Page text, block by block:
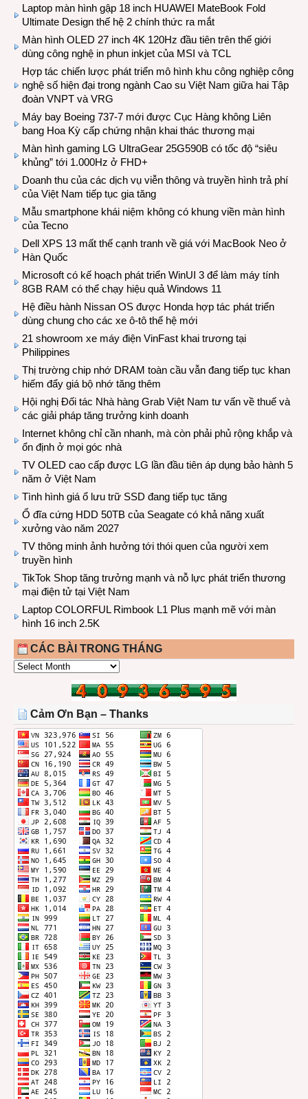
Laptop màn hình gập 18 inch HUAWEI MateBook Fold
Ultimate Design thế hệ 2 chính thức ra mắt
Màn hình OLED 27 inch 4K 120Hz đầu tiên trên thế giới
dùng công nghệ in phun inkjet của MSI và TCL
Hợp tác chiến lược phát triển mô hình khu công nghiệp công
nghệ số hiện đại trong ngành Cao su Việt Nam giữa hai Tập
đoàn VNPT và VRG
Máy bay Boeing 737-7 mới được Cục Hàng không Liên
bang Hoa Kỳ cấp chứng nhận khai thác thương mại
Màn hình gaming LG UltraGear 25G590B có tốc độ “siêu
khủng” tới 1.000Hz ở FHD+
Doanh thu của các dịch vụ viễn thông và truyền hình trả phí
của Việt Nam tiếp tục gia tăng
Mẫu smartphone khái niệm không có khung viền màn hình
của Tecno
Dell XPS 13 mất thế cạnh tranh về giá với MacBook Neo ở
Hàn Quốc
Microsoft có kế hoạch phát triển WinUI 3 để làm máy tính
8GB RAM có thể chạy hiệu quả Windows 11
Hệ điều hành Nissan OS được Honda hợp tác phát triển
dùng chung cho các xe ô-tô thế hệ mới
21 showroom xe máy điện VinFast khai trương tại
Philippines
Thị trường chip nhớ DRAM toàn cầu vẫn đang tiếp tục khan
hiếm đẩy giá bộ nhớ tăng thêm
Hội nghị Đối tác Nhà hàng Grab Việt Nam tư vấn về thuế và
các giải pháp tăng trưởng kinh doanh
Internet không chỉ cần nhanh, mà còn phải phủ rộng khắp và
ổn định ở mọi góc nhà
TV OLED cao cấp được LG lần đầu tiên áp dụng bảo hành 5
năm ở Việt Nam
Tình hình giá ổ lưu trữ SSD đang tiếp tục tăng
Ổ đĩa cứng HDD 50TB của Seagate có khả năng xuất
xưởng vào năm 2027
TV thông minh ảnh hưởng tới thói quen của người xem
truyền hình
TikTok Shop tăng trưởng mạnh và nỗ lực phát triển thương
mại điện tử tại Việt Nam
Laptop COLORFUL Rimbook L1 Plus mạnh mẽ với màn
hình 16 inch 2.5K
CÁC BÀI TRONG THÁNG
CÁC
THÁNG
Cảm Ơn Bạn – Thanks